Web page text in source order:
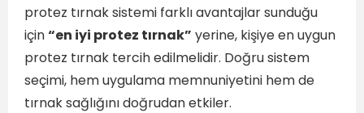
protez tırnak sistemi farklı avantajlar sunduğu
için“en iyi protez tırnak” yerine, kişiye en uygun
protez tırnak tercih edilmelidir. Doğru sistem
seçimi, hem uygulama memnuniyetini hem de
tırnak sağlığını doğrudan etkiler.